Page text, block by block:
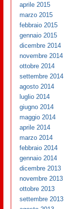
aprile 2015
marzo 2015
febbraio 2015
gennaio 2015
dicembre 2014
novembre 2014
ottobre 2014
settembre 2014
agosto 2014
luglio 2014
giugno 2014
maggio 2014
aprile 2014
marzo 2014
febbraio 2014
gennaio 2014
dicembre 2013
novembre 2013
ottobre 2013
settembre 2013